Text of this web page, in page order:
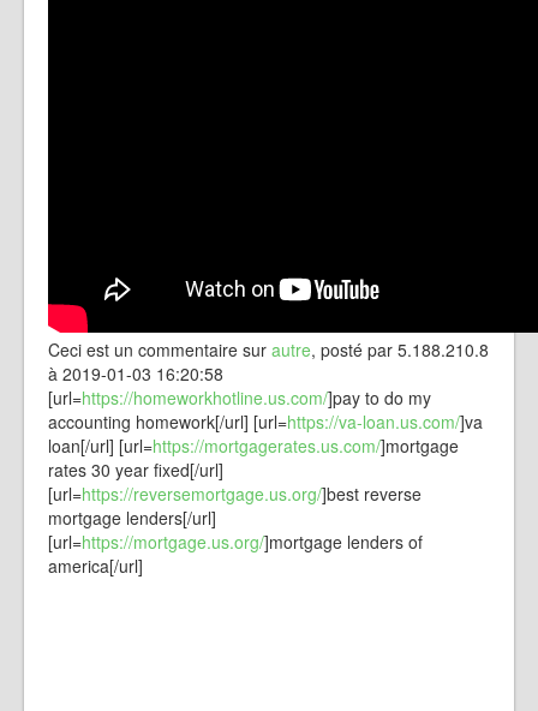
Ceci est un commentaire sur autre, posté par 5.188.210.8
à 2019-01-03 16:20:58
[url=https://homeworkhotline.us.com/]pay to do my
accounting homework[/url] [url=https://va-loan.us.com/]va
loan[/url] [url=https://mortgagerates.us.com/]mortgage
rates 30 year fixed[/url]
[url=https://reversemortgage.us.org/]best reverse
mortgage lenders[/url]
[url=https://mortgage.us.org/]mortgage lenders of
america[/url]